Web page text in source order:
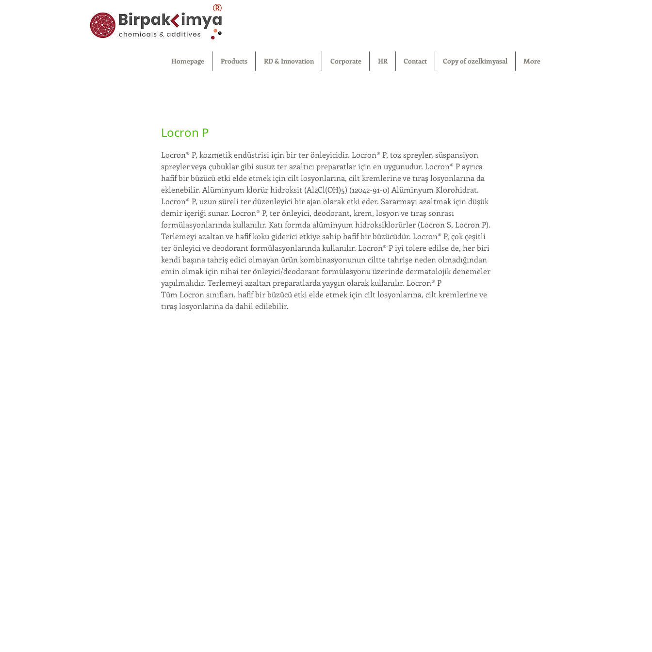
®
Homepage Products RD & Innovation Corporate HR Contact Copy of ozelkimyasal More
Locron P
Locron® P, kozmetik endüstrisi için bir ter önleyicidir. Locron® P, toz spreyler, süspansiyon
spreyler veya çubuklar gibi susuz ter azaltıcı preparatlar için en uygunudur. Locron® P ayrıca
hafif bir büzücü etki elde etmek için cilt losyonlarına, cilt kremlerine ve tıraş losyonlarına da
eklenebilir. Alüminyum klorür hidroksit (Al2Cl(OH)5) (12042-91-0) Alüminyum Klorohidrat.
Locron® P, uzun süreli ter düzenleyici bir ajan olarak etki eder. Sararmayı azaltmak için düşük
demir içeriği sunar. Locron® P, ter önleyici, deodorant, krem, losyon ve tıraş sonrası
formülasyonlarında kullanılır. Katı formda alüminyum hidroksiklorürler (Locron S, Locron P).
Terlemeyi azaltan ve hafif koku giderici etkiye sahip hafif bir büzücüdür. Locron® P, çok çeşitli
ter önleyici ve deodorant formülasyonlarında kullanılır. Locron® P iyi tolere edilse de, her biri
kendi başına tahriş edici olmayan ürün kombinasyonunun ciltte tahrişe neden olmadığından
emin olmak için nihai ter önleyici/deodorant formülasyonu üzerinde dermatolojik denemeler
yapılmalıdır. Terlemeyi azaltan preparatlarda yaygın olarak kullanılır. Locron® P
Tüm Locron sınıfları, hafif bir büzücü etki elde etmek için cilt losyonlarına, cilt kremlerine ve
tıraş losyonlarına da dahil edilebilir.